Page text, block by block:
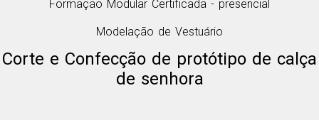
Formação Modular Certificada - presencial
Modelação de Vestuário
Corte e Confecção de protótipo de calça
de senhora